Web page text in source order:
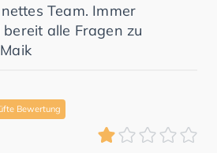
Team. Immer
alle Fragen zu
Bewertung